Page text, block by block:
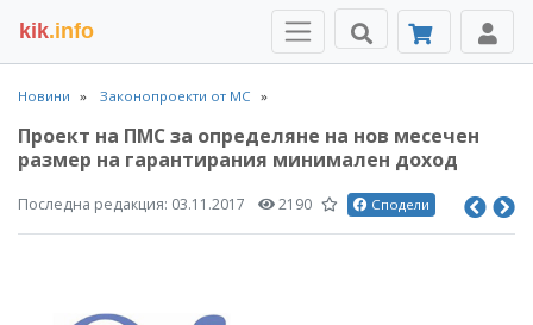
kik.info
Новини Законопроекти от МС
Проект на ПМС за определяне на нов месечен
размер на гарантирания минимален доход
Последна редакция: 03.11.2017 2190 Сподели